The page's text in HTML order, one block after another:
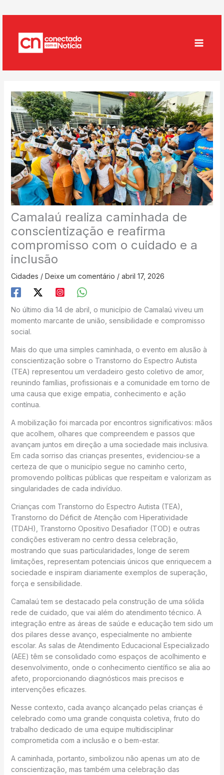
conteúdo
Camalaú realiza caminhada de
conscientização e reafirma
compromisso com o cuidado e a
inclusão
Cidades / Deixe um comentário / abril 17, 2026
No último dia 14 de abril, o município de Camalaú viveu um
momento marcante de união, sensibilidade e compromisso
social.
Mais do que uma simples caminhada, o evento em alusão à
conscientização sobre o Transtorno do Espectro Autista
(TEA) representou um verdadeiro gesto coletivo de amor,
reunindo famílias, profissionais e a comunidade em torno de
uma causa que exige empatia, conhecimento e ação
contínua.
A mobilização foi marcada por encontros significativos: mãos
que acolhem, olhares que compreendem e passos que
avançam juntos em direção a uma sociedade mais inclusiva.
Em cada sorriso das crianças presentes, evidenciou-se a
certeza de que o município segue no caminho certo,
promovendo políticas públicas que respeitam e valorizam as
singularidades de cada indivíduo.
Crianças com Transtorno do Espectro Autista (TEA),
Transtorno do Déficit de Atenção com Hiperatividade
(TDAH), Transtorno Opositivo Desafiador (TOD) e outras
condições estiveram no centro dessa celebração,
mostrando que suas particularidades, longe de serem
limitações, representam potenciais únicos que enriquecem a
sociedade e inspiram diariamente exemplos de superação,
força e sensibilidade.
Camalaú tem se destacado pela construção de uma sólida
rede de cuidado, que vai além do atendimento técnico. A
integração entre as áreas de saúde e educação tem sido um
dos pilares desse avanço, especialmente no ambiente
escolar. As salas de Atendimento Educacional Especializado
(AEE) têm se consolidado como espaços de acolhimento e
desenvolvimento, onde o conhecimento científico se alia ao
afeto, proporcionando diagnósticos mais precisos e
intervenções eficazes.
Nesse contexto, cada avanço alcançado pelas crianças é
celebrado como uma grande conquista coletiva, fruto do
trabalho dedicado de uma equipe multidisciplinar
comprometida com a inclusão e o bem-estar.
A caminhada, portanto, simbolizou não apenas um ato de
conscientização, mas também uma celebração das